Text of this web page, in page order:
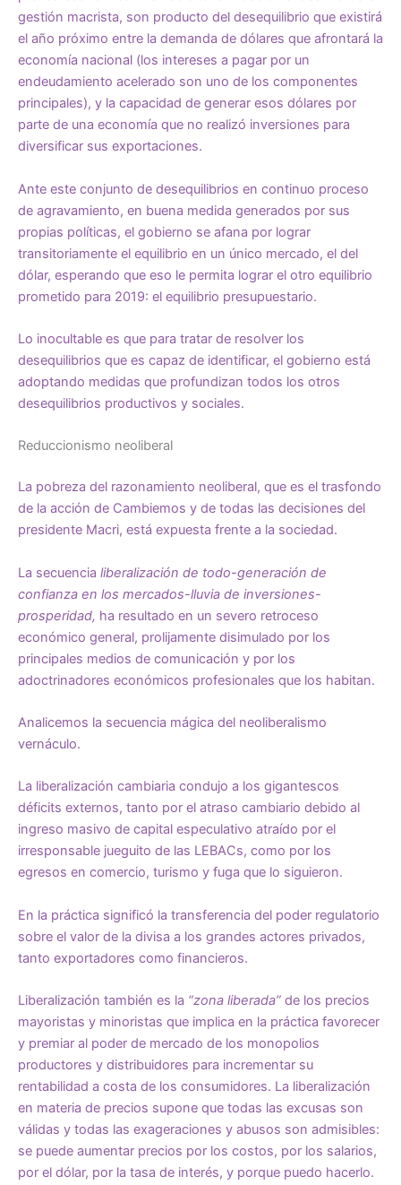
gestión macrista, son producto del desequilibrio que existirá
el año próximo entre la demanda de dólares que afrontará la
economía nacional (los intereses a pagar por un
endeudamiento acelerado son uno de los componentes
principales), y la capacidad de generar esos dólares por
parte de una economía que no realizó inversiones para
diversificar sus exportaciones.
Ante este conjunto de desequilibrios en continuo proceso
de agravamiento, en buena medida generados por sus
propias políticas, el gobierno se afana por lograr
transitoriamente el equilibrio en un único mercado, el del
dólar, esperando que eso le permita lograr el otro equilibrio
prometido para 2019: el equilibrio presupuestario.
Lo inocultable es que para tratar de resolver los
desequilibrios que es capaz de identificar, el gobierno está
adoptando medidas que profundizan todos los otros
desequilibrios productivos y sociales.
Reduccionismo neoliberal
La pobreza del razonamiento neoliberal, que es el trasfondo
de la acción de Cambiemos y de todas las decisiones del
presidente Macri, está expuesta frente a la sociedad.
La secuencia liberalización de todo-generación de
confianza en los mercados-lluvia de inversiones-
prosperidad, ha resultado en un severo retroceso
económico general, prolijamente disimulado por los
principales medios de comunicación y por los
adoctrinadores económicos profesionales que los habitan.
Analicemos la secuencia mágica del neoliberalismo
vernáculo.
La liberalización cambiaria condujo a los gigantescos
déficits externos, tanto por el atraso cambiario debido al
ingreso masivo de capital especulativo atraído por el
irresponsable jueguito de las LEBACs, como por los
egresos en comercio, turismo y fuga que lo siguieron.
En la práctica significó la transferencia del poder regulatorio
sobre el valor de la divisa a los grandes actores privados,
tanto exportadores como financieros.
Liberalización también es la “zona liberada” de los precios
mayoristas y minoristas que implica en la práctica favorecer
y premiar al poder de mercado de los monopolios
productores y distribuidores para incrementar su
rentabilidad a costa de los consumidores. La liberalización
en materia de precios supone que todas las excusas son
válidas y todas las exageraciones y abusos son admisibles:
se puede aumentar precios por los costos, por los salarios,
por el dólar, por la tasa de interés, y porque puedo hacerlo.